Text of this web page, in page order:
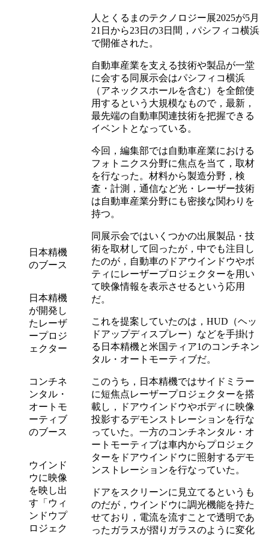
日本精機
のブース
日本精機
が開発し
たレーザ
ープロジ
ェクター
コンチネ
ンタル・
オートモ
ーティブ
のブース
ウインド
ウに映像
を映し出
す「ウィ
ンドウプ
ロジェク
人とくるまのテクノロジー展2025が5月
21日から23日の3日間，パシフィコ横浜
で開催された。
自動車産業を支える技術や製品が一堂
に会する同展示会はパシフィコ横浜
（アネックスホールを含む）を全館使
用するという大規模なもので，最新，
最先端の自動車関連技術を把握できる
イベントとなっている。
今回，編集部では自動車産業における
フォトニクス分野に焦点を当て，取材
を行なった。材料から製造分野，検
査・計測，通信など光・レーザー技術
は自動車産業分野にも密接な関わりを
持つ。
同展示会ではいくつかの出展製品・技
術を取材して回ったが，中でも注目し
たのが，自動車のドアウインドウやボ
ティにレーザープロジェクターを用い
て映像情報を表示させるという応用
だ。
これを提案していたのは，HUD（ヘッ
ドアップディスプレー）などを手掛け
る日本精機と米国ティア1のコンチネン
タル・オートモーティブだ。
このうち，日本精機ではサイドミラー
に短焦点レーザープロジェクターを搭
載し，ドアウインドウやボディに映像
投影するデモンストレーションを行な
っていた。一方のコンチネンタル・オ
ートモーティブは車内からプロジェク
ターをドアウインドウに照射するデモ
ンストレーションを行なっていた。
ドアをスクリーンに見立てるというも
のだが，ウインドウに調光機能を持た
せており，電流を流すことで透明であ
ったガラスが摺りガラスのように変化